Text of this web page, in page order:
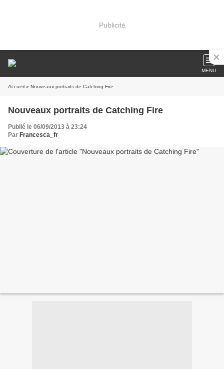
Publicité
MENU
Accueil » Nouveaux portraits de Catching Fire
Nouveaux portraits de Catching Fire
Publié le 06/09/2013 à 23:24
Par Francesca_fr